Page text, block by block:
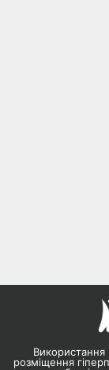
Використання
розміщення